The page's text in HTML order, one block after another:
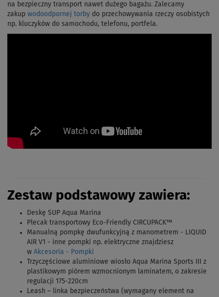
na bezpieczny transport nawet dużego bagażu. Zalecamy
zakup wodoodpornej torby do przechowywania rzeczy osobistych
np. kluczyków do samochodu, telefonu, portfela.
Zestaw podstawowy zawiera:
Deskę SUP Aqua Marina
Plecak transportowy Eco-Friendly CIRCUPACK™
Manualną pompkę dwufunkcyjną z manometrem - LIQUID
AIR V1 - inne pompki np. elektryczne znajdziesz
w Akcesoria - Pompki
Trzyczęściowe aluminiowe wiosło Aqua Marina Sports III
z
plastikowym piórem wzmocnionym laminatem, o zakresie
regulacji 175-220cm
Leash – linka bezpieczeństwa (wymagany element na